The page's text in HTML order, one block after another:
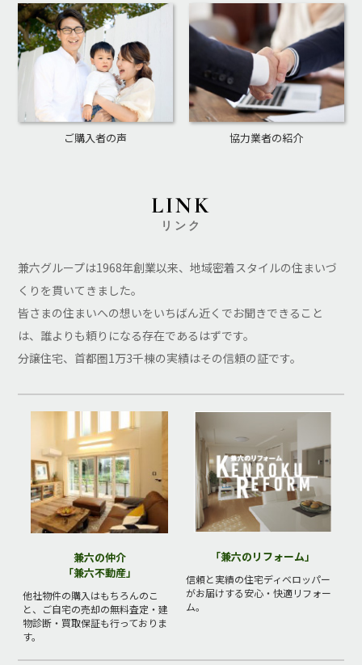
ご購入者の声 協力業者の紹介
LINK
リンク
兼六グループは1968年創業以来、地域密着スタイルの住まいづ
くりを貫いてきました。
皆さまの住まいへの想いをいちばん近くでお聞きできること
は、誰よりも頼りになる存在であるはずです。
分譲住宅、首都圏1万3千棟の実績はその信頼の証です。
兼六の仲介
「兼六不動産」
他社物件の購入はもちろんのこ
と、ご自宅の売却の無料査定・建
物診断・買取保証も行っておりま
す。
「兼六のリフォーム」
信頼と実績の住宅ディベロッパー
がお届けする安心・快適リフォー
ム。